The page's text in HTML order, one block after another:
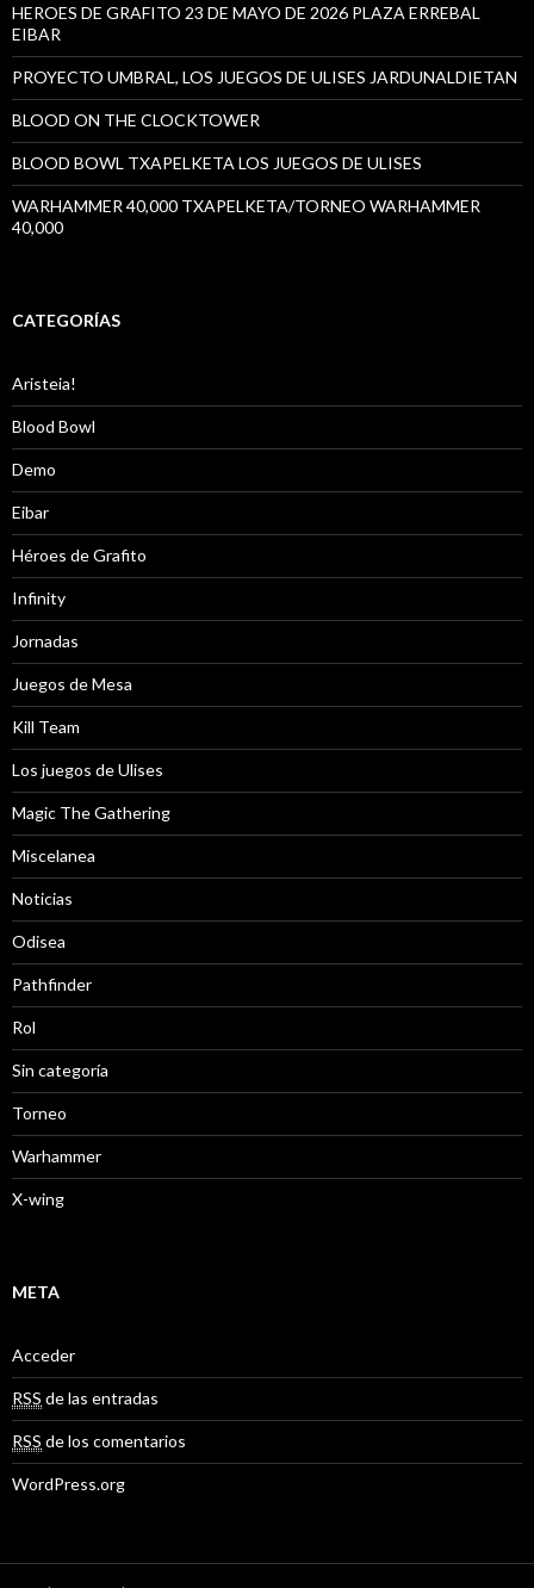
HEROES DE GRAFITO 23 DE MAYO DE 2026 PLAZA ERREBAL
EIBAR
PROYECTO UMBRAL, LOS JUEGOS DE ULISES JARDUNALDIETAN
BLOOD ON THE CLOCKTOWER
BLOOD BOWL TXAPELKETA LOS JUEGOS DE ULISES
WARHAMMER 40,000 TXAPELKETA/TORNEO WARHAMMER
40,000
CATEGORÍAS
Aristeia!
Blood Bowl
Demo
Eibar
Héroes de Grafito
Infinity
Jornadas
Juegos de Mesa
Kill Team
Los juegos de Ulises
Magic The Gathering
Miscelanea
Noticias
Odisea
Pathfinder
Rol
Sin categoría
Torneo
Warhammer
X-wing
META
Acceder
RSS de las entradas
RSS de los comentarios
WordPress.org